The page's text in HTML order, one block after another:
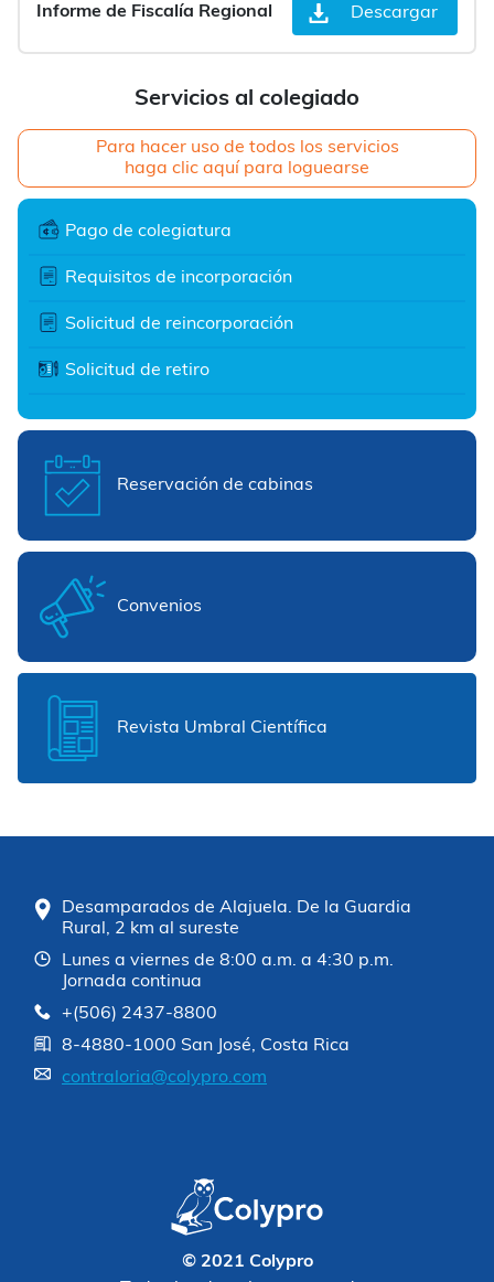
Servicios al colegiado
Para hacer uso de todos los servicios
haga clic aquí para loguearse
Pago de colegiatura
Requisitos de incorporación
Solicitud de reincorporación
Solicitud de retiro
Reservación de cabinas
Convenios
Revista Umbral Científica
Informe de Fiscalía Regional Descargar
Desamparados de Alajuela. De la Guardia
Rural, 2 km al sureste
Lunes a viernes de 8:00 a.m. a 4:30 p.m.
Jornada continua
+(506) 2437-8800
8-4880-1000 San José, Costa Rica
contraloria@colypro.com
© 2021 Colypro